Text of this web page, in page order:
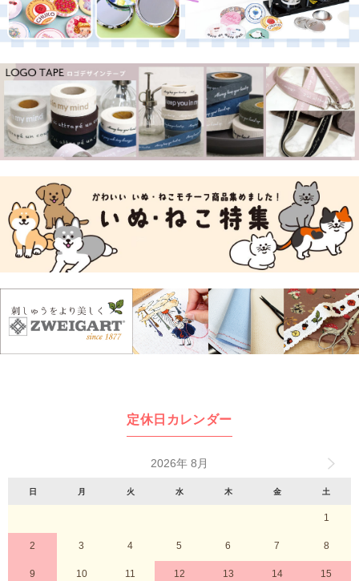
定休日カレンダー
2026年 8月
日 月 火 水 木 金 土
1
2 3 4 5 6 7 8
9 10 11 12 13 14 15